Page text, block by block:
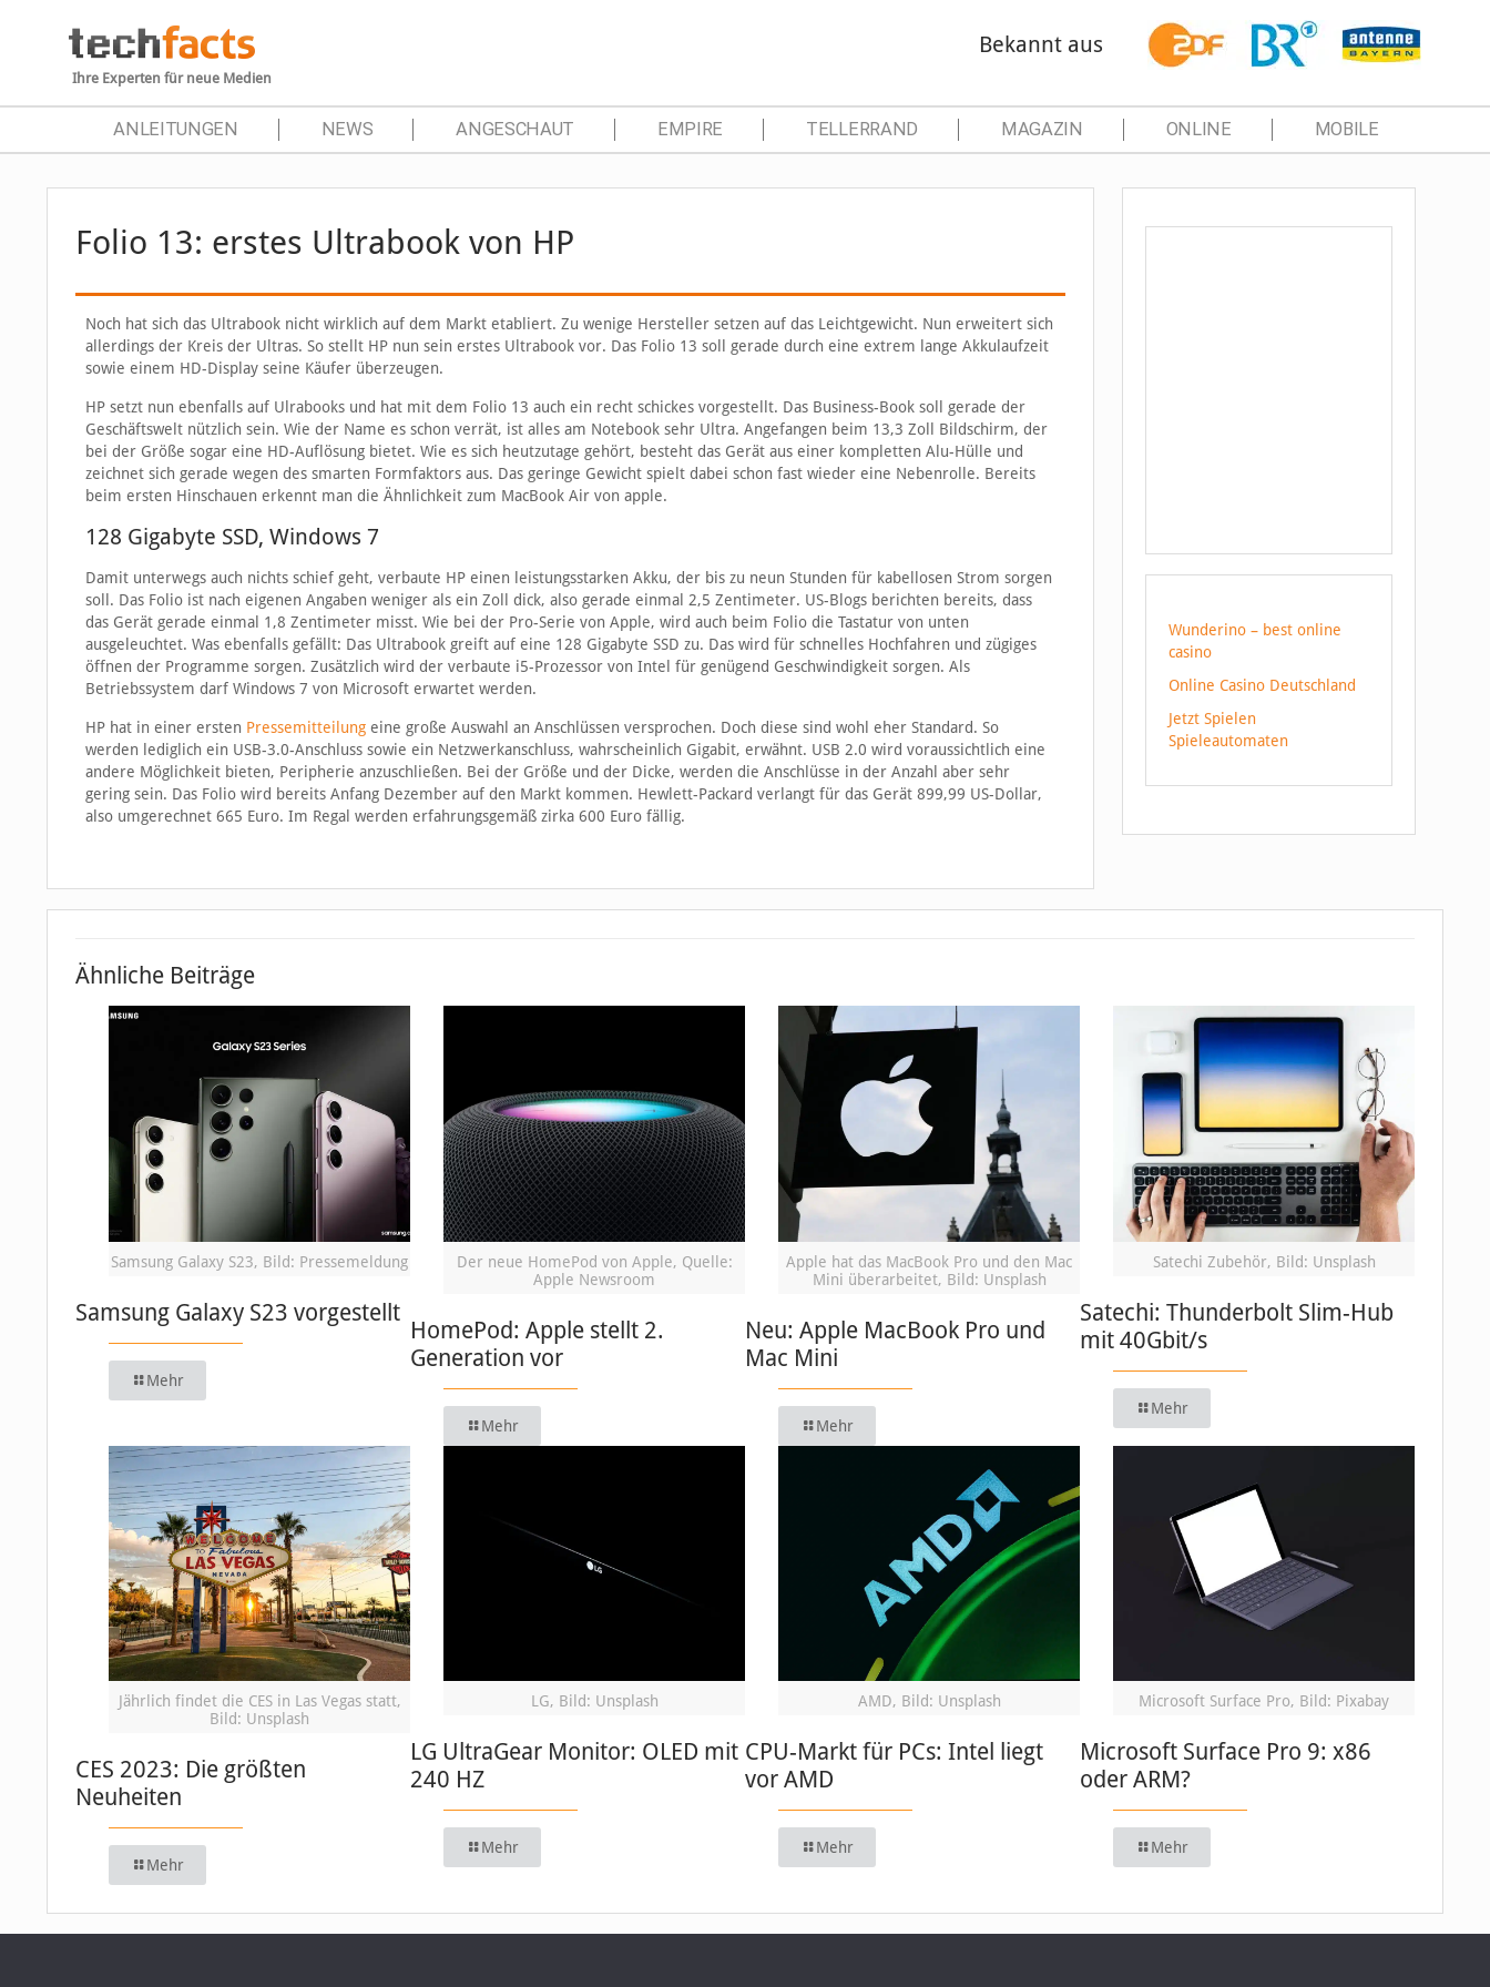
Ihre Experten für neue Medien
Bekannt aus
ANLEITUNGEN NEWS ANGESCHAUT EMPIRE TELLERRAND MAGAZIN ONLINE MOBILE
Folio 13: erstes Ultrabook von HP
Noch hat sich das Ultrabook nicht wirklich auf dem Markt etabliert. Zu wenige Hersteller setzen auf das Leichtgewicht. Nun erweitert sich
allerdings der Kreis der Ultras. So stellt HP nun sein erstes Ultrabook vor. Das Folio 13 soll gerade durch eine extrem lange Akkulaufzeit
sowie einem HD-Display seine Käufer überzeugen.
HP setzt nun ebenfalls auf Ulrabooks und hat mit dem Folio 13 auch ein recht schickes vorgestellt. Das Business-Book soll gerade der
Geschäftswelt nützlich sein. Wie der Name es schon verrät, ist alles am Notebook sehr Ultra. Angefangen beim 13,3 Zoll Bildschirm, der
bei der Größe sogar eine HD-Auflösung bietet. Wie es sich heutzutage gehört, besteht das Gerät aus einer kompletten Alu-Hülle und
zeichnet sich gerade wegen des smarten Formfaktors aus. Das geringe Gewicht spielt dabei schon fast wieder eine Nebenrolle. Bereits
beim ersten Hinschauen erkennt man die Ähnlichkeit zum MacBook Air von apple.
128 Gigabyte SSD, Windows 7
Damit unterwegs auch nichts schief geht, verbaute HP einen leistungsstarken Akku, der bis zu neun Stunden für kabellosen Strom sorgen
soll. Das Folio ist nach eigenen Angaben weniger als ein Zoll dick, also gerade einmal 2,5 Zentimeter. US-Blogs berichten bereits, dass
das Gerät gerade einmal 1,8 Zentimeter misst. Wie bei der Pro-Serie von Apple, wird auch beim Folio die Tastatur von unten
ausgeleuchtet. Was ebenfalls gefällt: Das Ultrabook greift auf eine 128 Gigabyte SSD zu. Das wird für schnelles Hochfahren und zügiges
öffnen der Programme sorgen. Zusätzlich wird der verbaute i5-Prozessor von Intel für genügend Geschwindigkeit sorgen. Als
Betriebssystem darf Windows 7 von Microsoft erwartet werden.
HP hat in einer ersten Pressemitteilungeine große Auswahl an Anschlüssen versprochen. Doch diese sind wohl eher Standard. So
werden lediglich ein USB-3.0-Anschluss sowie ein Netzwerkanschluss, wahrscheinlich Gigabit, erwähnt. USB 2.0 wird voraussichtlich eine
andere Möglichkeit bieten, Peripherie anzuschließen. Bei der Größe und der Dicke, werden die Anschlüsse in der Anzahl aber sehr
gering sein. Das Folio wird bereits Anfang Dezember auf den Markt kommen. Hewlett-Packard verlangt für das Gerät 899,99 US-Dollar,
also umgerechnet 665 Euro. Im Regal werden erfahrungsgemäß zirka 600 Euro fällig.
Wunderino – best online
casino
Online Casino Deutschland
Jetzt Spielen
Spieleautomaten
Ähnliche Beiträge
Samsung Galaxy S23, Bild: Pressemeldung
Samsung Galaxy S23 vorgestellt
Mehr
Der neue HomePod von Apple, Quelle:
Apple Newsroom
HomePod: Apple stellt 2.
Generation vor
Mehr
Apple hat das MacBook Pro und den Mac
Mini überarbeitet, Bild: Unsplash
Neu: Apple MacBook Pro und
Mac Mini
Mehr
Satechi Zubehör, Bild: Unsplash
Satechi: Thunderbolt Slim-Hub
mit 40Gbit/s
Mehr
Jährlich findet die CES in Las Vegas statt,
Bild: Unsplash
CES 2023: Die größten
Neuheiten
Mehr
LG, Bild: Unsplash
LG UltraGear Monitor: OLED mit
240 HZ
Mehr
AMD, Bild: Unsplash
CPU-Markt für PCs: Intel liegt
vor AMD
Mehr
Microsoft Surface Pro, Bild: Pixabay
Microsoft Surface Pro 9: x86
oder ARM?
Mehr